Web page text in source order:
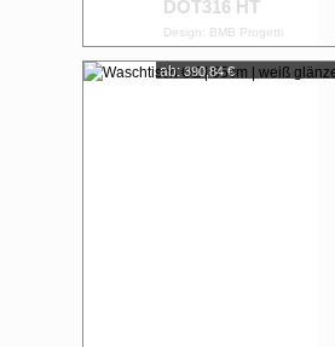
DOT316 HT
Design: BMB Progetti
ab: 390,84 €